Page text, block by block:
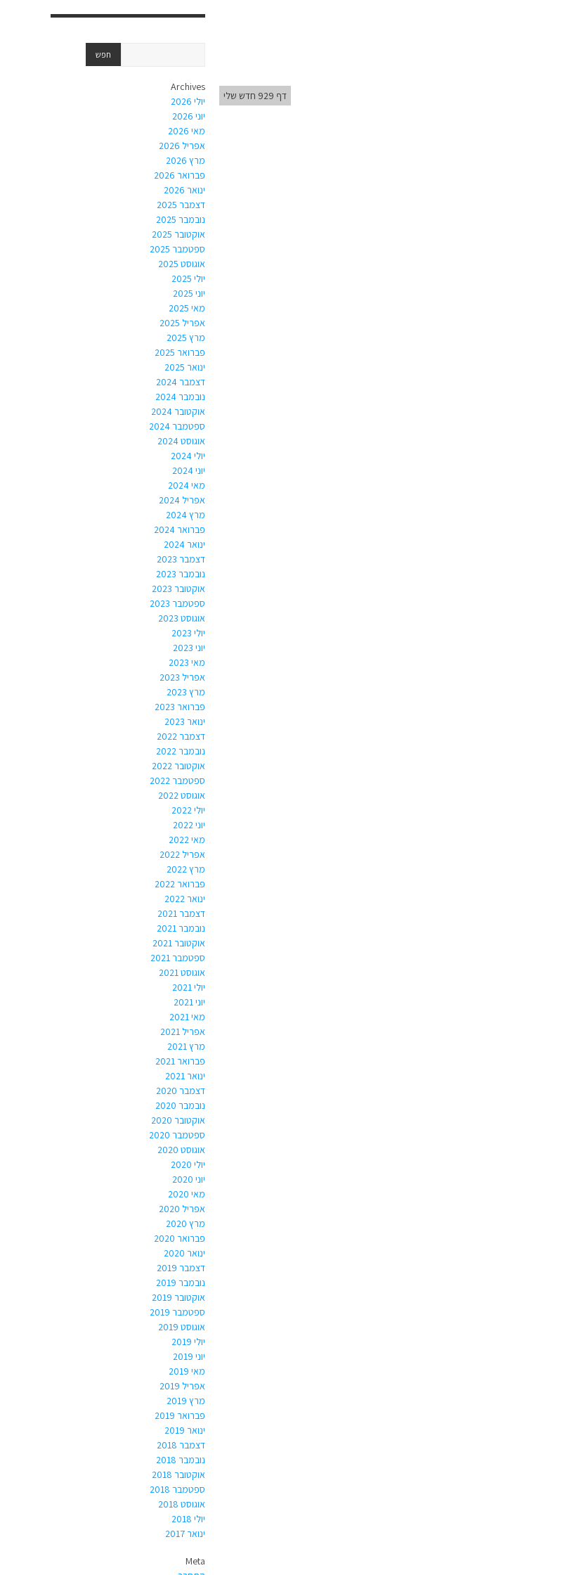
דף 929 חדש שלי
Archives
יולי 2026
יוני 2026
מאי 2026
אפריל 2026
מרץ 2026
פברואר 2026
ינואר 2026
דצמבר 2025
נובמבר 2025
אוקטובר 2025
ספטמבר 2025
אוגוסט 2025
יולי 2025
יוני 2025
מאי 2025
אפריל 2025
מרץ 2025
פברואר 2025
ינואר 2025
דצמבר 2024
נובמבר 2024
אוקטובר 2024
ספטמבר 2024
אוגוסט 2024
יולי 2024
יוני 2024
מאי 2024
אפריל 2024
מרץ 2024
פברואר 2024
ינואר 2024
דצמבר 2023
נובמבר 2023
אוקטובר 2023
ספטמבר 2023
אוגוסט 2023
יולי 2023
יוני 2023
מאי 2023
אפריל 2023
מרץ 2023
פברואר 2023
ינואר 2023
דצמבר 2022
נובמבר 2022
אוקטובר 2022
ספטמבר 2022
אוגוסט 2022
יולי 2022
יוני 2022
מאי 2022
אפריל 2022
מרץ 2022
פברואר 2022
ינואר 2022
דצמבר 2021
נובמבר 2021
אוקטובר 2021
ספטמבר 2021
אוגוסט 2021
יולי 2021
יוני 2021
מאי 2021
אפריל 2021
מרץ 2021
פברואר 2021
ינואר 2021
דצמבר 2020
נובמבר 2020
אוקטובר 2020
ספטמבר 2020
אוגוסט 2020
יולי 2020
יוני 2020
מאי 2020
אפריל 2020
מרץ 2020
פברואר 2020
ינואר 2020
דצמבר 2019
נובמבר 2019
אוקטובר 2019
ספטמבר 2019
אוגוסט 2019
יולי 2019
יוני 2019
מאי 2019
אפריל 2019
מרץ 2019
פברואר 2019
ינואר 2019
דצמבר 2018
נובמבר 2018
אוקטובר 2018
ספטמבר 2018
אוגוסט 2018
יולי 2018
ינואר 2017
Meta